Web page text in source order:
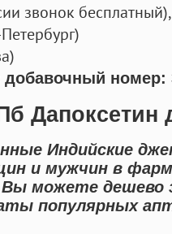
звонок бесплатный),
добавочный номер:
Дапоксетин
Индийские
и мужчин в
можете дешево
популярных